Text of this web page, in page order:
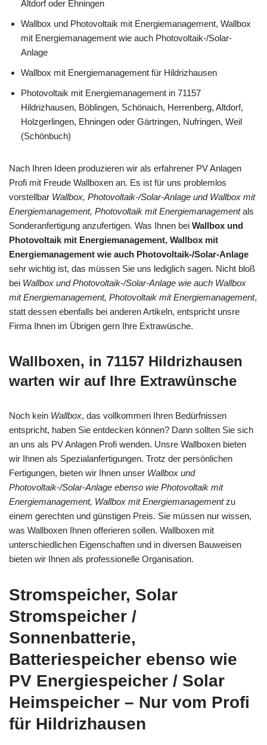
Altdorf oder Ehningen
Wallbox und Photovoltaik mit Energiemanagement, Wallbox
mit Energiemanagement wie auch Photovoltaik-/Solar-
Anlage
Wallbox mit Energiemanagement für Hildrizhausen
Photovoltaik mit Energiemanagement in 71157
Hildrizhausen, Böblingen, Schönaich, Herrenberg, Altdorf,
Holzgerlingen, Ehningen oder Gärtringen, Nufringen, Weil
(Schönbuch)
Nach Ihren Ideen produzieren wir als erfahrener PV Anlagen
Profi mit Freude Wallboxen an. Es ist für uns problemlos
vorstellbar Wallbox, Photovoltaik-/Solar-Anlage und Wallbox mit
Energiemanagement, Photovoltaik mit Energiemanagementals
Sonderanfertigung anzufertigen. Was Ihnen bei Wallbox und
Photovoltaik mit Energiemanagement, Wallbox mit
Energiemanagement wie auch Photovoltaik-/Solar-Anlage
sehr wichtig ist, das müssen Sie uns lediglich sagen. Nicht bloß
bei Wallbox und Photovoltaik-/Solar-Anlage wie auch Wallbox
mit Energiemanagement, Photovoltaik mit Energiemanagement,
statt dessen ebenfalls bei anderen Artikeln, entspricht unsre
Firma Ihnen im Übrigen gern Ihre Extrawüsche.
Wallboxen, in 71157 Hildrizhausen
warten wir auf Ihre Extrawünsche
Noch kein Wallbox, das vollkommen Ihren Bedürfnissen
entspricht, haben Sie entdecken können? Dann sollten Sie sich
an uns als PV Anlagen Profi wenden. Unsre Wallboxen bieten
wir Ihnen als Spezialanfertigungen. Trotz der persönlichen
Fertigungen, bieten wir Ihnen unser Wallbox und
Photovoltaik-/Solar-Anlage ebenso wie Photovoltaik mit
Energiemanagement, Wallbox mit Energiemanagementzu
einem gerechten und günstigen Preis. Sie müssen nur wissen,
was Wallboxen Ihnen offerieren sollen. Wallboxen mit
unterschiedlichen Eigenschaften und in diversen Bauweisen
bieten wir Ihnen als professionelle Organisation.
Stromspeicher, Solar
Stromspeicher /
Sonnenbatterie,
Batteriespeicher ebenso wie
PV Energiespeicher / Solar
Heimspeicher – Nur vom Profi
für Hildrizhausen